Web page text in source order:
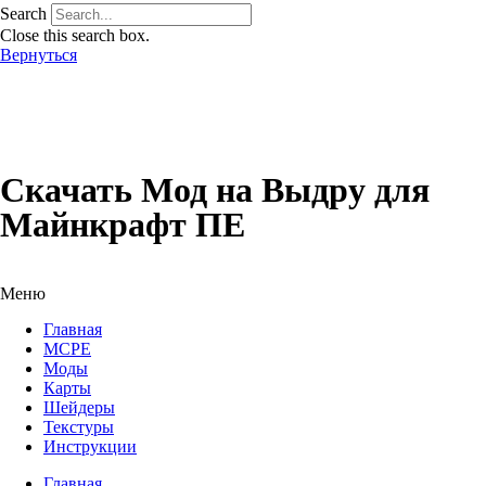
Search
Close this search box.
Вернуться
Скачать Мод на Выдру для
Майнкрафт ПЕ
Меню
Главная
MCPE
Моды
Карты
Шейдеры
Текстуры
Инструкции